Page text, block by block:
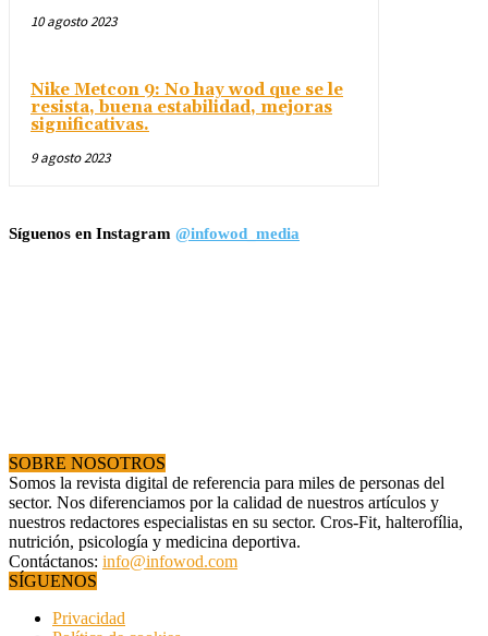
10 agosto 2023
Nike Metcon 9: No hay wod que se le
resista, buena estabilidad, mejoras
significativas.
9 agosto 2023
Síguenos en Instagram @infowod_media
SOBRE NOSOTROS
Somos la revista digital de referencia para miles de personas del
sector. Nos diferenciamos por la calidad de nuestros artículos y
nuestros redactores especialistas en su sector. Cros-Fit, halterofília,
nutrición, psicología y medicina deportiva.
Contáctanos: info@infowod.com
SÍGUENOS
Privacidad